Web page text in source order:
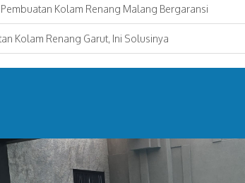
Pembuatan Kolam Renang Malang Bergaransi
Kolam Renang Garut, Ini Solusinya